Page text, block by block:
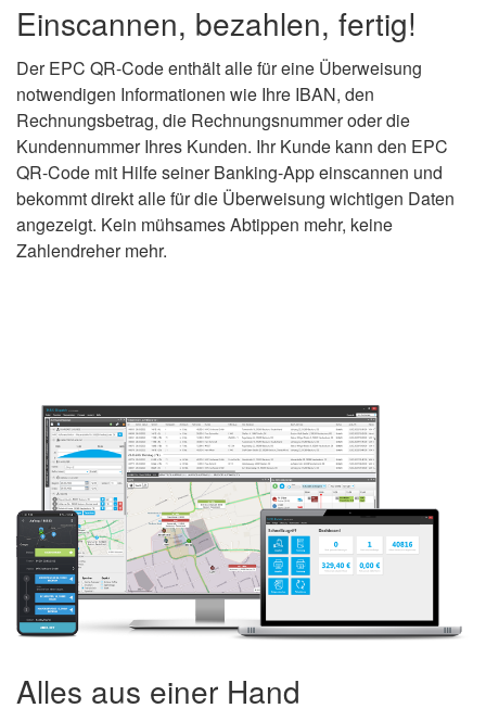
Einscannen, bezahlen, fertig!
Der EPC QR-Code enthält alle für eine Überweisung
notwendigen Informationen wie Ihre IBAN, den
Rechnungsbetrag, die Rechnungsnummer oder die
Kundennummer Ihres Kunden. Ihr Kunde kann den EPC
QR-Code mit Hilfe seiner Banking-App einscannen und
bekommt direkt alle für die Überweisung wichtigen Daten
angezeigt. Kein mühsames Abtippen mehr, keine
Zahlendreher mehr.
Alles aus einer Hand